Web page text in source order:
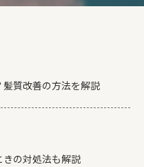
質改善の方法を解説
の対処法も解説